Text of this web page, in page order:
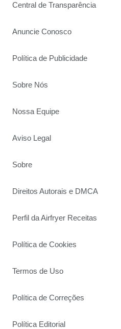
Central de Transparência
Anuncie Conosco
Política de Publicidade
Sobre Nós
Nossa Equipe
Aviso Legal
Sobre
Direitos Autorais e DMCA
Perfil da Airfryer Receitas
Política de Cookies
Termos de Uso
Política de Correções
Política Editorial